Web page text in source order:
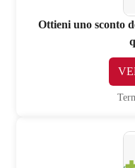
Ottieni uno sconto